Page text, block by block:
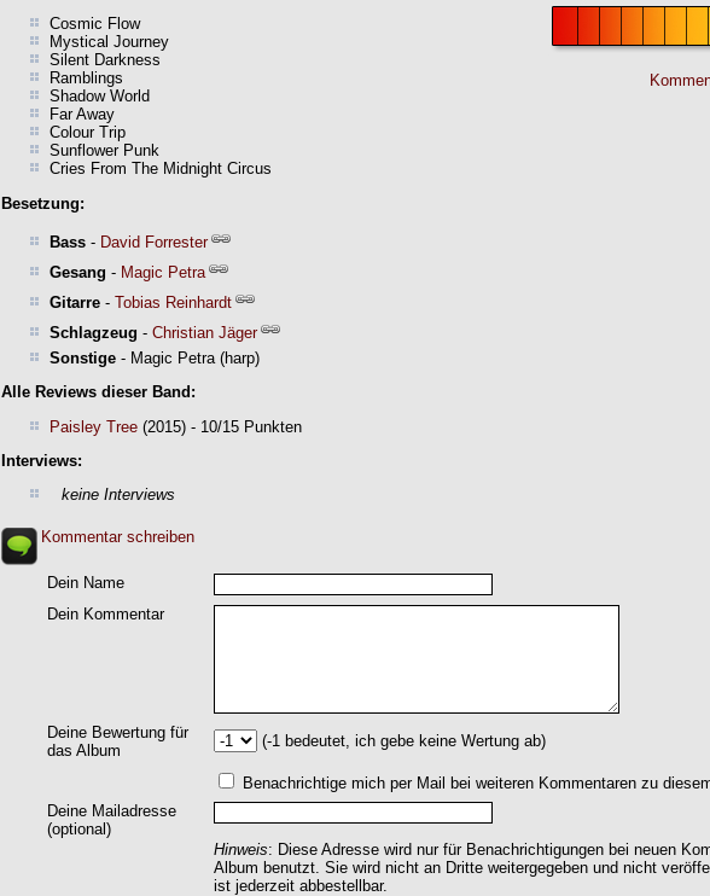
Cosmic Flow
Mystical Journey
Silent Darkness
Ramblings
Shadow World
Far Away
Colour Trip
Sunflower Punk
Cries From The Midnight Circus
Besetzung:
Bass - David Forrester
Gesang - Magic Petra
Gitarre - Tobias Reinhardt
Schlagzeug - Christian Jäger
Sonstige - Magic Petra (harp)
Alle Reviews dieser Band:
Paisley Tree (2015) - 10/15 Punkten
Interviews:
keine Interviews
Kommentar schreiben
Dein Name
Dein Kommentar
Deine Bewertung für
das Album
(-1 bedeutet, ich gebe keine Wertung ab)
Benachrichtige mich per Mail bei weiteren Kommentaren zu
Deine Mailadresse
(optional)
Hinweis: Diese Adresse wird nur für Benachrichtigungen bei neuen
Album benutzt. Sie wird nicht an Dritte weitergegeben und nicht
ist jederzeit abbestellbar.